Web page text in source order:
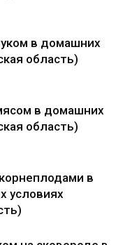
в домашних
область)
в домашних
область)
в
условиях